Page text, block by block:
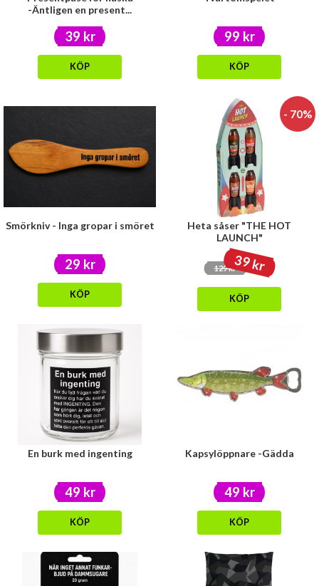
-Äntligen en present...
39 kr
KÖP
99 kr
KÖP
Smörkniv - Inga gropar i smöret
29 kr
KÖP
- 70%
Heta såser "THE HOT
LAUNCH"
129 kr39 kr
KÖP
En burk med ingenting
49 kr
KÖP
Kapsylöppnare -Gädda
49 kr
KÖP